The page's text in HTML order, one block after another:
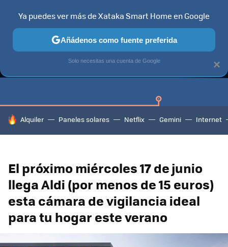
GUÍAS DE COMPRA CAZANDO GANGAS OFERTAS EN
HOY SE HABLA DE
Alquiler Paneles solares Netflix Gemini Internet
El próximo miércoles 17 de junio
llega Aldi (por menos de 15 euros)
esta cámara de vigilancia ideal
para tu hogar este verano
×
Ya puedes ver más de Xataka Smart Home en Google
Añádenos como fuente preferida
Solo necesitas una cuenta de Google